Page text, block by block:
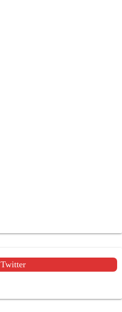
Twitter